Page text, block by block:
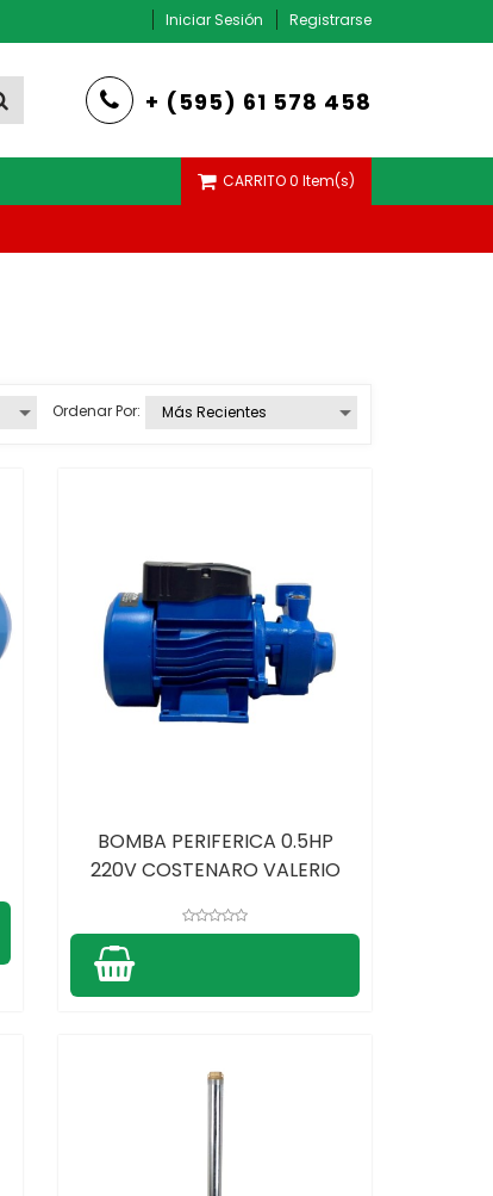
Iniciar Sesión Registrarse
+ (595) 61 578 458
CARRITO0 Item(s)
Ordenar Por:
BOMBA PERIFERICA 0.5HP
220V COSTENARO VALERIO